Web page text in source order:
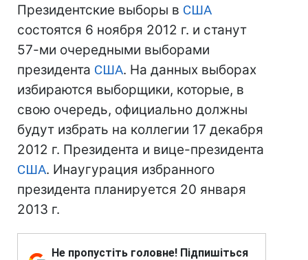
Президентские выборы в США
состоятся 6 ноября 2012 г. и станут
57-ми очередными выборами
президента США. На данных выборах
избираются выборщики, которые, в
свою очередь, официально должны
будут избрать на коллегии 17 декабря
2012 г. Президента и вице-президента
США. Инаугурация избранного
президента планируется 20 января
2013 г.
Не пропустіть головне! Підпишіться